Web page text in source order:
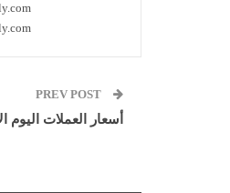
أسعار العملات اليوم الأحد 18-6-